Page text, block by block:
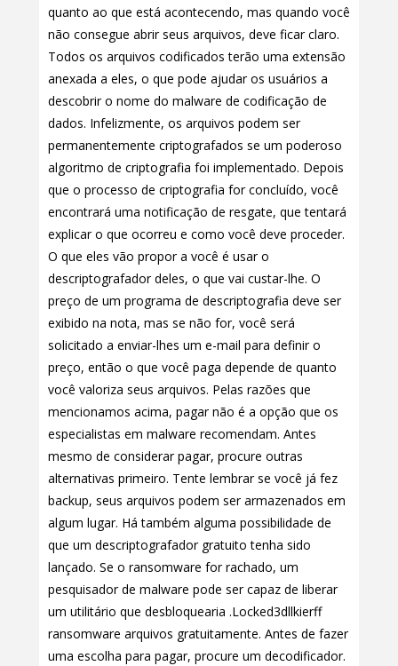
quanto ao que está acontecendo, mas quando você
não consegue abrir seus arquivos, deve ficar claro.
Todos os arquivos codificados terão uma extensão
anexada a eles, o que pode ajudar os usuários a
descobrir o nome do malware de codificação de
dados. Infelizmente, os arquivos podem ser
permanentemente criptografados se um poderoso
algoritmo de criptografia foi implementado. Depois
que o processo de criptografia for concluído, você
encontrará uma notificação de resgate, que tentará
explicar o que ocorreu e como você deve proceder.
O que eles vão propor a você é usar o
descriptografador deles, o que vai custar-lhe. O
preço de um programa de descriptografia deve ser
exibido na nota, mas se não for, você será
solicitado a enviar-lhes um e-mail para definir o
preço, então o que você paga depende de quanto
você valoriza seus arquivos. Pelas razões que
mencionamos acima, pagar não é a opção que os
especialistas em malware recomendam. Antes
mesmo de considerar pagar, procure outras
alternativas primeiro. Tente lembrar se você já fez
backup, seus arquivos podem ser armazenados em
algum lugar. Há também alguma possibilidade de
que um descriptografador gratuito tenha sido
lançado. Se o ransomware for rachado, um
pesquisador de malware pode ser capaz de liberar
um utilitário que desbloquearia .Locked3dllkierff
ransomware arquivos gratuitamente. Antes de fazer
uma escolha para pagar, procure um decodificador.